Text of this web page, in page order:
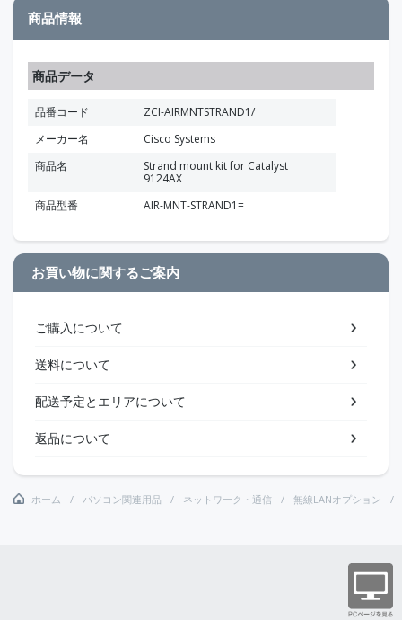
商品情報
商品データ
品番コード
ZCI-AIRMNTSTRAND1/
メーカー名
Cisco Systems
商品名
Strand mount kit for Catalyst
9124AX
商品型番
AIR-MNT-STRAND1=
お買い物に関するご案内
ご購入について
送料について
配送予定とエリアについて
返品について
ホーム パソコン関連用品 ネットワーク・通信 無線LANオプション